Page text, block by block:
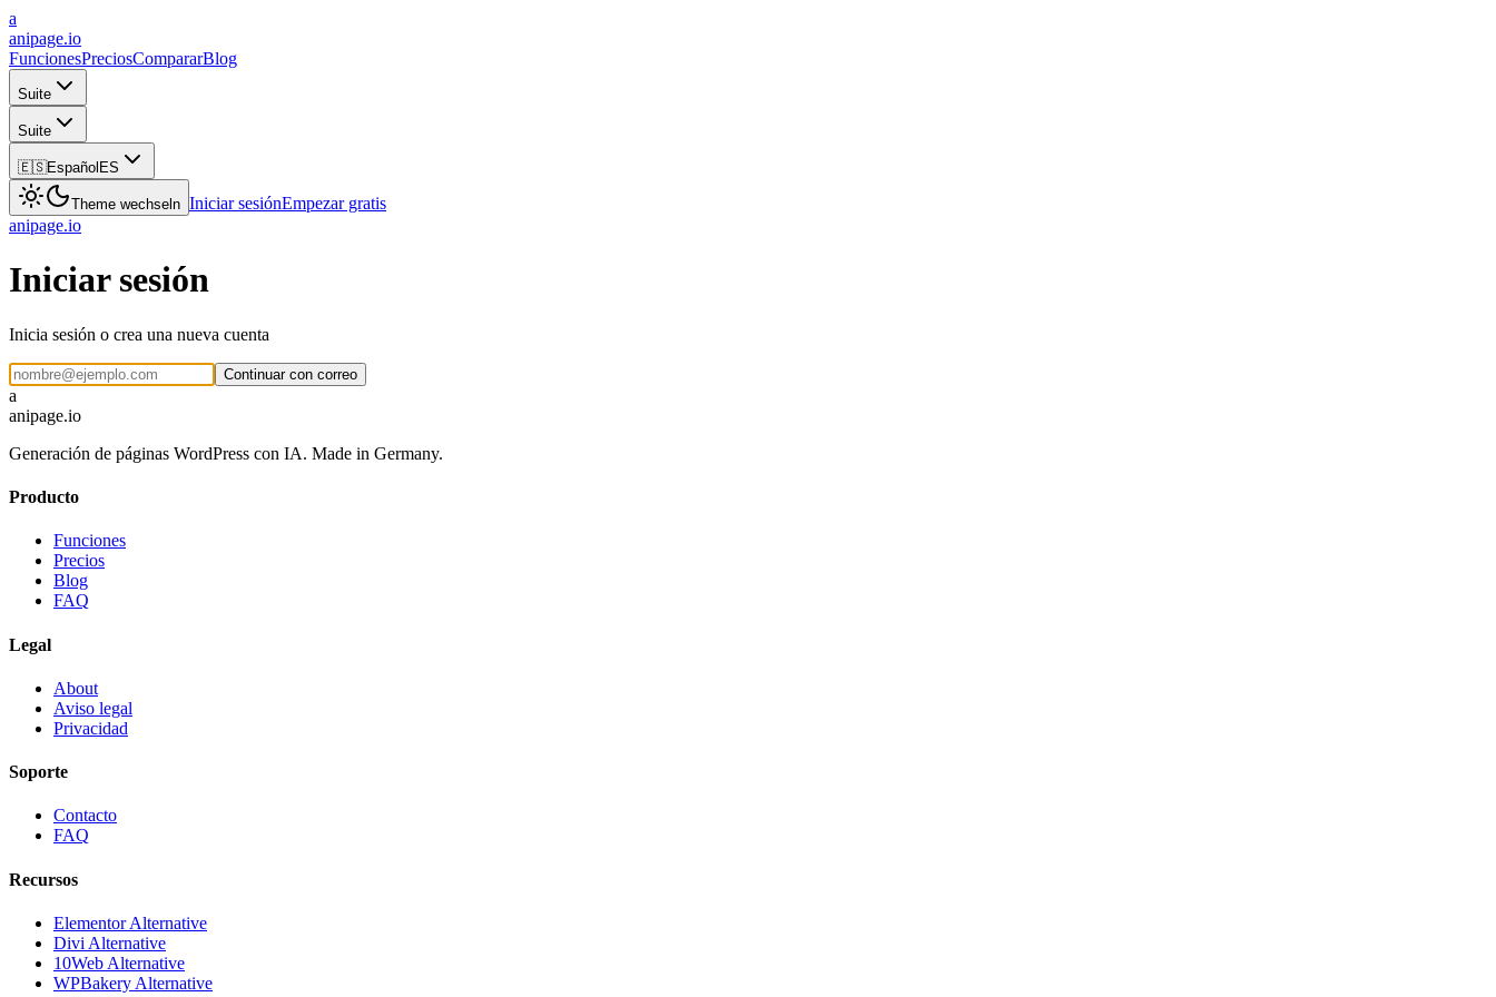
a
anipage.io
FuncionesPreciosCompararBlog
Suite
Suite
🇪🇸Español ES
Theme wechseln Iniciar sesiónEmpezar gratis
anipage.io
Iniciar sesión
Inicia sesión o crea una nueva cuenta
Continuar con correo
a
anipage.io
Generación de páginas WordPress con IA. Made in Germany.
Producto
Funciones
Precios
Blog
FAQ
Legal
About
Aviso legal
Privacidad
Soporte
Contacto
FAQ
Recursos
Elementor Alternative
Divi Alternative
10Web Alternative
WPBakery Alternative